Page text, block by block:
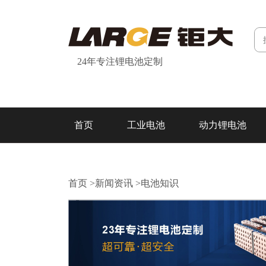
24年专注锂电池定制
首页 工业电池 动力锂电池
首页 >新闻资讯 >电池知识